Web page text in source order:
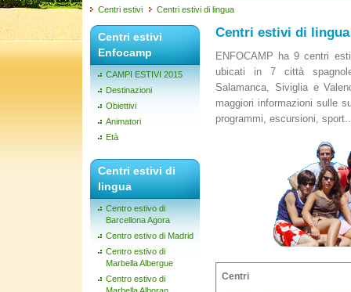
Centri estivi Centri estivi di lingua
Centri estivi
Enfocamp
CAMPI ESTIVI 2015
Destinazioni
Obiettivi
Animatori
Età
Centri estivi di
lingua
Centro estivo di
Barcellona Agora
Centro estivo di Madrid
Centro estivo di
Marbella Albergue
Centro estivo di
Centri estivi di lingua
ENFOCAMP ha 9 centri
ubicati in 7 città
Salamanca, Siviglia e
maggiori informazioni sulle
programmi, escursioni,
Centri